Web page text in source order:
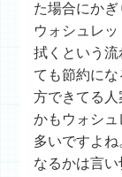
た場合にかぎ
ウォシュレ
拭くという
ても節約に
方できてる
かもウォシ
多いですよ
なるかは言